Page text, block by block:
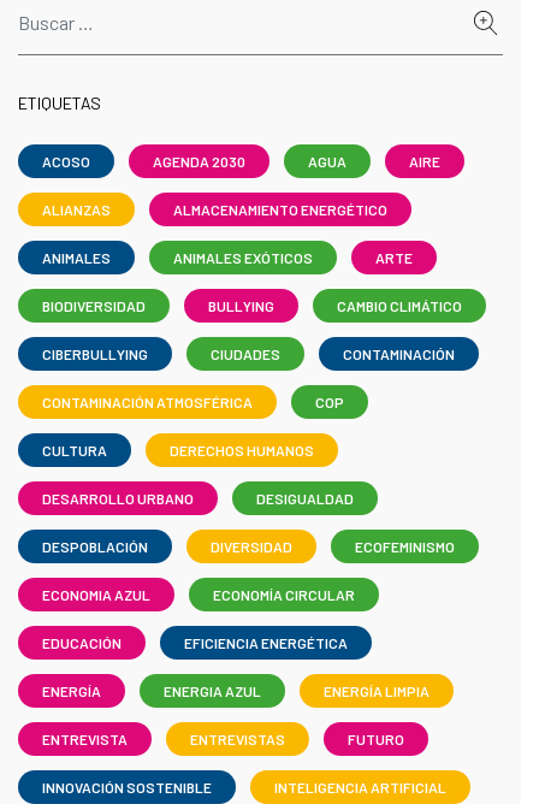
ETIQUETAS
ACOSO AGENDA 2030 AGUA AIRE
ALIANZAS ALMACENAMIENTO ENERGÉTICO
ANIMALES ANIMALES EXÓTICOS ARTE
BIODIVERSIDAD BULLYING CAMBIO CLIMÁTICO
CIBERBULLYING CIUDADES CONTAMINACIÓN
CONTAMINACIÓN ATMOSFÉRICA COP
CULTURA DERECHOS HUMANOS
DESARROLLO URBANO DESIGUALDAD
DESPOBLACIÓN DIVERSIDAD ECOFEMINISMO
ECONOMIA AZUL ECONOMÍA CIRCULAR
EDUCACIÓN EFICIENCIA ENERGÉTICA
ENERGÍA ENERGIA AZUL ENERGÍA LIMPIA
ENTREVISTA ENTREVISTAS FUTURO
INNOVACIÓN SOSTENIBLE INTELIGENCIA ARTIFICIAL